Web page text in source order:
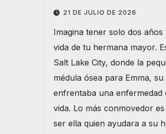
21 DE JULIO DE 2026
Imagina tener solo dos
vida de tu hermana mayor.
Salt Lake City, donde la
médula ósea para Emma,
enfrentaba una enfermedad
vida. Lo más conmovedor
ser ella quien ayudara a su